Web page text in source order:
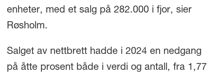
enheter, med et salg på 282.000 i fjor, sier
Røsholm.
Salget av nettbrett hadde i 2024 en nedgang
på åtte prosent både i verdi og antall, fra 1,77